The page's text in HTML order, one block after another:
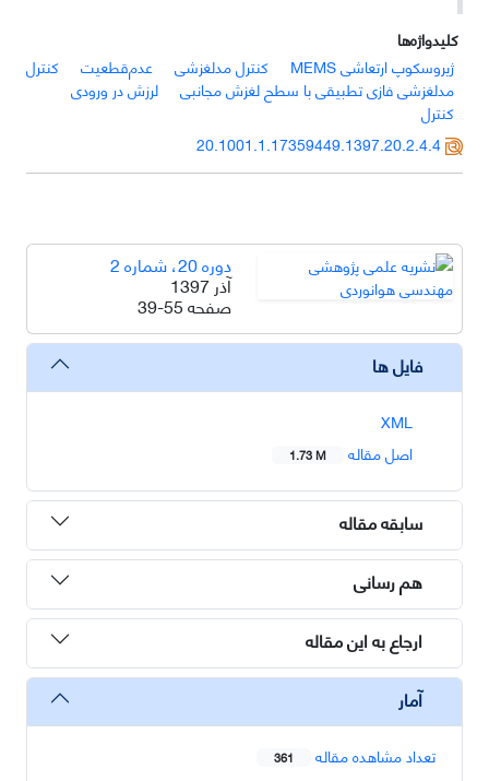
کلیدواژه‌ها
ژیروسکوپ ارتعاشی MEMS
کنترل مدلغزشی عدم‌قطعیت
کنترل
مدلغزشی فازی تطبیقی با سطح لغزش مجانبی
لرزش در ورودی
کنترل
20.1001.1.17359449.1397.20.2.4.4
دوره 20، شماره 2
آذر 1397
صفحه39-55
فایل ها
XML
اصل مقاله
1.73 M
سابقه مقاله
هم رسانی
ارجاع به این مقاله
آمار
تعداد مشاهده مقاله 361